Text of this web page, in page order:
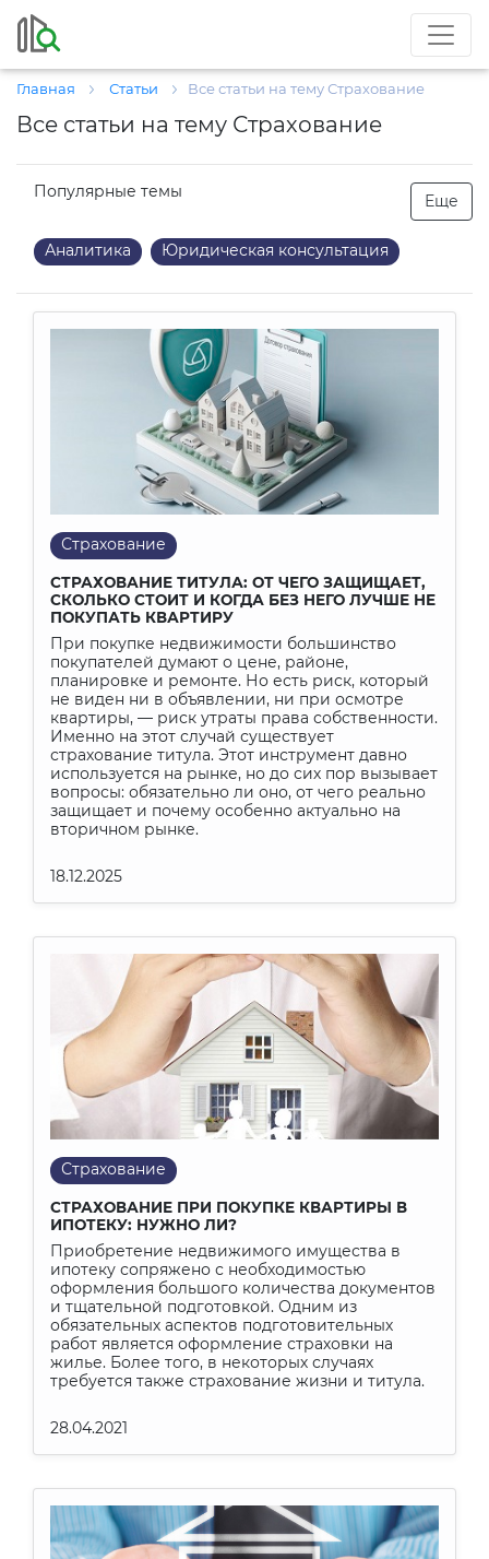
Главная Статьи Все статьи на тему Страхование
Все статьи на тему Страхование
Популярные темы Еще
Аналитика
Юридическая консультация
Загородная
Комментарии экспертов
Новостройки
ЖКХ
Коммерческая
Город
Безопасность
Управление недвижимостью
Жилая недвижимость
Нормы
Пожарная безопасность
Экология
Конфликт
Событие Страхование
Проект
Финансы
Строительство
Хроника
Ипотечный справочник
Выбираем с умом
Исповедь риэлтора
Образ жизни
Назад и в будущее
Маркетинг и PR
Дизайн и интерьер Досуг
Страхование
СТРАХОВАНИЕ ТИТУЛА: ОТ ЧЕГО ЗАЩИЩАЕТ,
СКОЛЬКО СТОИТ И КОГДА БЕЗ НЕГО ЛУЧШЕ НЕ
ПОКУПАТЬ КВАРТИРУ
При покупке недвижимости большинство
покупателей думают о цене, районе,
планировке и ремонте. Но есть риск, который
не виден ни в объявлении, ни при осмотре
квартиры, — риск утраты права собственности.
Именно на этот случай существует
страхование титула. Этот инструмент давно
используется на рынке, но до сих пор вызывает
вопросы: обязательно ли оно, от чего реально
защищает и почему особенно актуально на
вторичном рынке.
18.12.2025
Страхование
СТРАХОВАНИЕ ПРИ ПОКУПКЕ КВАРТИРЫ В
ИПОТЕКУ: НУЖНО ЛИ?
Приобретение недвижимого имущества в
ипотеку сопряжено с необходимостью
оформления большого количества документов
и тщательной подготовкой. Одним из
обязательных аспектов подготовительных
работ является оформление страховки на
жилье. Более того, в некоторых случаях
требуется также страхование жизни и титула.
28.04.2021